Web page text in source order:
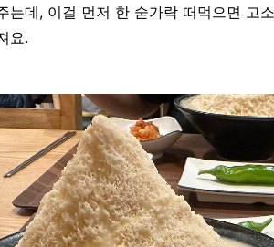
는데, 이걸 먼저 한 숟가락 떠먹으면 고
요.